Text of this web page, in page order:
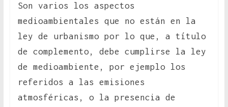
Son varios los aspectos
medioambientales que no están en la
ley de urbanismo por lo que, a título
de complemento, debe cumplirse la ley
de medioambiente, por ejemplo los
referidos a las emisiones
atmosféricas, o la presencia de